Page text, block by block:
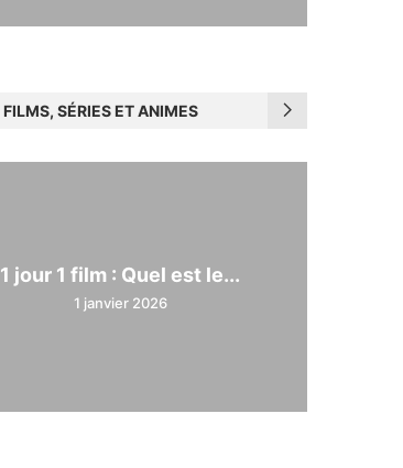
FILMS, SÉRIES ET ANIMES
1 jour 1 film : Quel est le...
1 janvier 2026